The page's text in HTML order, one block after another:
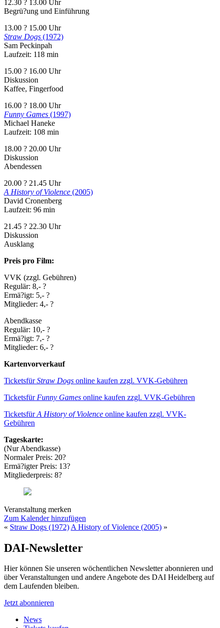
12.30 ? 13.00 Uhr
Begrü?ung und Einführung
13.00 ? 15.00 Uhr
Straw Dogs (1972)
Sam Peckinpah
Laufzeit: 118 min
15.00 ? 16.00 Uhr
Diskussion
Kaffee, Fingerfood
16.00 ? 18.00 Uhr
Funny Games (1997)
Michael Haneke
Laufzeit: 108 min
18.00 ? 20.00 Uhr
Diskussion
Abendessen
20.00 ? 21.45 Uhr
A History of Violence (2005)
David Cronenberg
Laufzeit: 96 min
21.45 ? 22.30 Uhr
Diskussion
Ausklang
Preis pro Film:
VVK (zzgl. Gebühren)
Regulär: 8,- ?
Ermä?igt: 5,- ?
Mitglieder: 4,- ?
Abendkasse
Regulär: 10,- ?
Ermä?igt: 7,- ?
Mitglieder: 6,- ?
Kartenvorverkauf
TicketsfürStraw Dogs online kaufen zzgl. VVK-Gebühren
Ticketsfür Funny Games online kaufen zzgl. VVK-Gebühren
TicketsfürA History of Violence online kaufen zzgl. VVK-
Gebühren
Tageskarte:
(Nur Abendkasse)
Normaler Preis: 20?
Ermä?igter Preis: 13?
Mitgliederpreis: 8?
Veranstaltung merken
Zum Kalender hinzufügen
« Straw Dogs (1972) A History of Violence (2005) »
DAI-Newsletter
Hier können Sie unseren wöchentlichen Newsletter abonnieren und
über Veranstaltungen und andere Angebote des DAI Heidelberg auf
dem Laufenden bleiben.
Jetzt abonnieren
News